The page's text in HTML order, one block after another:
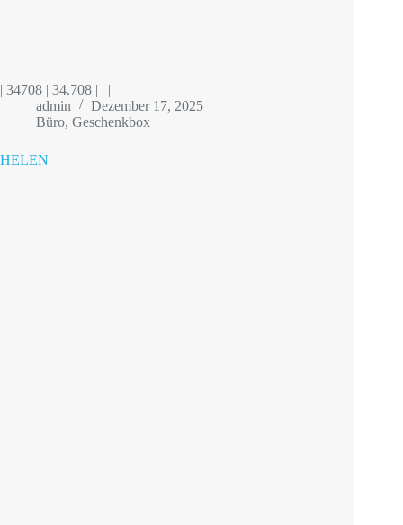
| 34708 | 34.708 | | |
admin
Dezember 17, 2025
Büro, Geschenkbox
HELEN